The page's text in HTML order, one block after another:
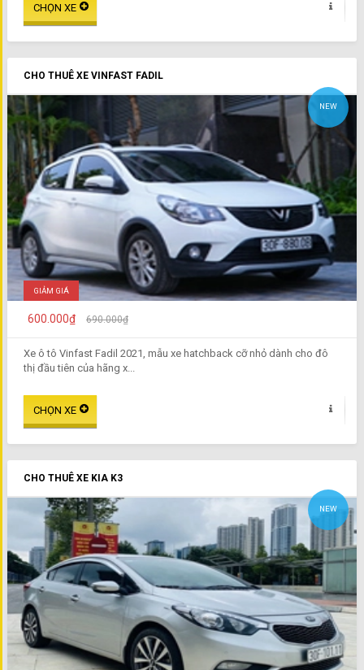
CHO THUÊ XE VINFAST FADIL
NEW
GIẢM GIÁ
600.000₫ 690.000₫
Xe ô tô Vinfast Fadil 2021, mẫu xe hatchback cỡ nhỏ dành cho đô
thị đầu tiên của hãng x...
CHO THUÊ XE KIA K3
NEW